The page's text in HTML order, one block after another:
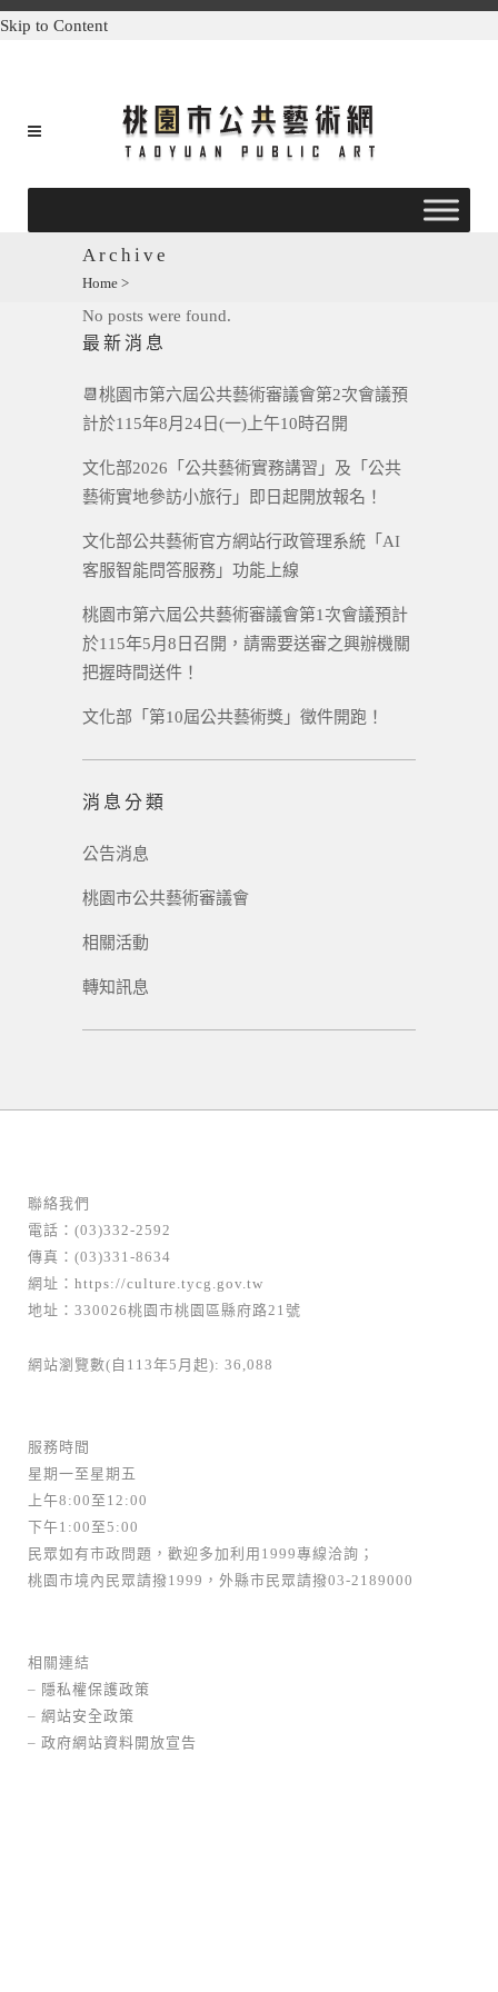
Skip to Content
Archive
Home >
No posts were found.
最新消息
📆桃園市第六屆公共藝術審議會第2次會議預
計於115年8月24日(一)上午10時召開
文化部2026「公共藝術實務講習」及「公共
藝術實地參訪小旅行」即日起開放報名！
文化部公共藝術官方網站行政管理系統「AI
客服智能問答服務」功能上線
桃園市第六屆公共藝術審議會第1次會議預計
於115年5月8日召開，請需要送審之興辦機關
把握時間送件！
文化部「第10屆公共藝術獎」徵件開跑！
消息分類
公告消息
桃園市公共藝術審議會
相關活動
轉知訊息
聯絡我們
電話：(03)332-2592
傳真：(03)331-8634
網址： https://culture.tycg.gov.tw
地址：330026桃園市桃園區縣府路21號
網站瀏覽數(自113年5月起): 36,088
服務時間
星期一至星期五
上午8:00至12:00
下午1:00至5:00
民眾如有市政問題，歡迎多加利用1999專線洽詢；
桃園市境內民眾請撥1999，外縣市民眾請撥03-2189000
相關連結
– 隱私權保護政策
– 網站安全政策
– 政府網站資料開放宣告